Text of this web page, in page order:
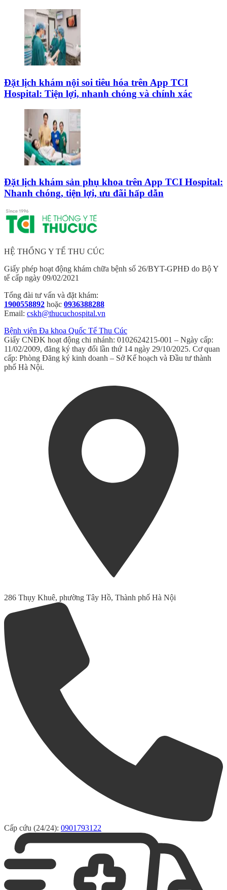
Đặt lịch khám nội soi tiêu hóa trên App TCI
Hospital: Tiện lợi, nhanh chóng và chính xác
Đặt lịch khám sản phụ khoa trên App TCI Hospital:
Nhanh chóng, tiện lợi, ưu đãi hấp dẫn
HỆ THỐNG Y TẾ THU CÚC
Giấy phép hoạt động khám chữa bệnh số 26/BYT-GPHĐ do Bộ Y
tế cấp ngày 09/02/2021
Tổng đài tư vấn và đặt khám:
1900558892 hoặc 0936388288
Email: cskh@thucuchospital.vn
Bệnh viện Đa khoa Quốc Tế Thu Cúc
Giấy CNĐK hoạt động chi nhánh: 0102624215-001 – Ngày cấp:
11/02/2009, đăng ký thay đổi lần thứ 14 ngày 29/10/2025. Cơ quan
cấp: Phòng Đăng ký kinh doanh – Sở Kế hoạch và Đầu tư thành
phố Hà Nội.
286 Thụy Khuê, phường Tây Hồ, Thành phố Hà Nội
Cấp cứu (24/24): 0901793122